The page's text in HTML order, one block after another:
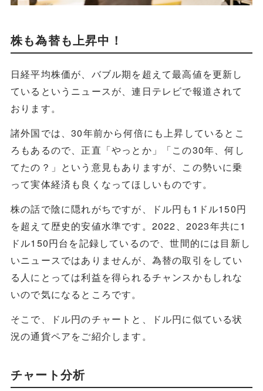
株も為替も上昇中！
日経平均株価が、バブル期を超えて最高値を更新し
ているというニュースが、連日テレビで報道されて
おります。
諸外国では、30年前から何倍にも上昇しているとこ
ろもあるので、正直「やっとか」「この30年、何し
てたの？」という意見もありますが、この勢いに乗
って実体経済も良くなってほしいものです。
株の話で陰に隠れがちですが、ドル円も1ドル150円
を超えて歴史的安値水準です。2022、2023年共に1
ドル150円台を記録しているので、世間的には目新し
いニュースではありませんが、為替の取引をしてい
る人にとっては利益を得られるチャンスかもしれな
いので気になるところです。
そこで、ドル円のチャートと、ドル円に似ている状
況の通貨ペアをご紹介します。
チャート分析